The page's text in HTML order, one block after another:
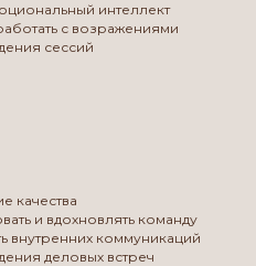
интеллект
с возражениями
сессий
качества
и вдохновлять команду
внутренних коммуникаций
деловых встреч